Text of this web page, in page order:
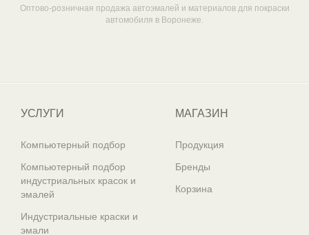
Оптово-розничная продажа автоэмалей и материалов для покраски
автомобиля в Воронеже.
УСЛУГИ
Компьютерный подбор
Компьютерный подбор
индустриальных красок и
эмалей
Индустриальные краски и
эмали
МАГАЗИН
Продукция
Бренды
Корзина